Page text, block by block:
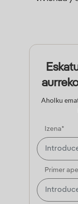
Aholku
Izena*
Primer